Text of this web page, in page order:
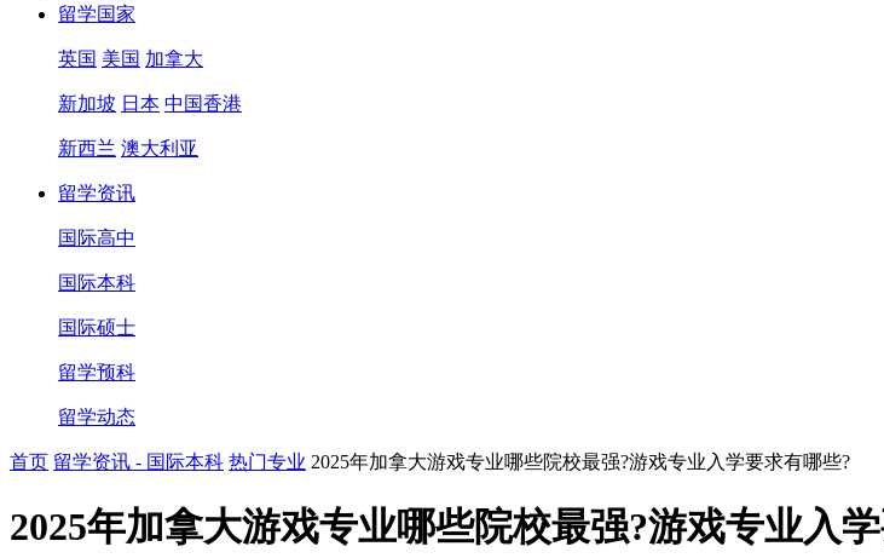
留学国家
英国 美国 加拿大
新加坡 日本 中国香港
新西兰 澳大利亚
留学资讯
国际高中
国际本科
国际硕士
留学预科
留学动态
首页 留学资讯 - 国际本科 热门专业 2025年加拿大游戏专业哪些院校最强?游戏专业入学要求有哪些?
2025年加拿大游戏专业哪些院校最强?游戏专业入